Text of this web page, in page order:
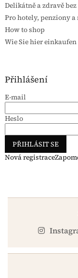
Delikátně a zdravě
Pro hotely, penziony a
How to shop
Wie Sie hier
Přihlášení
E-mail
Heslo
PŘIHLÁSIT SE
Nová registrace